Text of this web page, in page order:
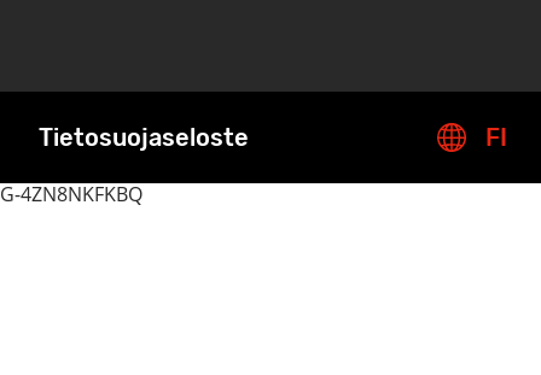
Tietosuojaseloste FI
G-4ZN8NKFKBQ